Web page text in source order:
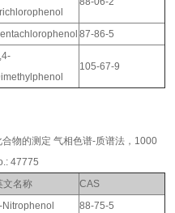
87-86-5
105-67-9
物的测定 气相色谱-质谱法，1000
47775
文名称
CAS
Nitrophenol 88-75-5